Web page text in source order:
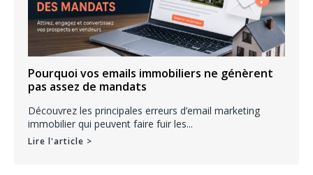
Pourquoi vos emails immobiliers ne génèrent
pas assez de mandats
Découvrez les principales erreurs d’email marketing
immobilier qui peuvent faire fuir les...
Lire l'article >